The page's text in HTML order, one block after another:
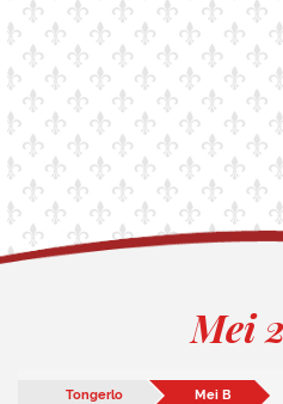
Mei
Tongerlo Mei B